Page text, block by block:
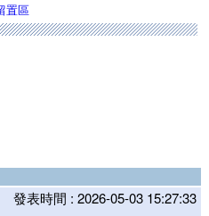
置區
發表時間 : 2026-05-03 15:27:33